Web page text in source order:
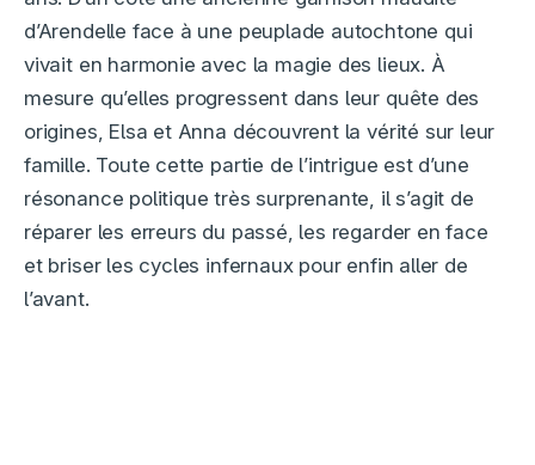
d’Arendelle face à une peuplade autochtone qui
vivait en harmonie avec la magie des lieux. À
mesure qu’elles progressent dans leur quête des
origines, Elsa et Anna découvrent la vérité sur leur
famille. Toute cette partie de l’intrigue est d’une
résonance politique très surprenante, il s’agit de
réparer les erreurs du passé, les regarder en face
et briser les cycles infernaux pour enfin aller de
l’avant.